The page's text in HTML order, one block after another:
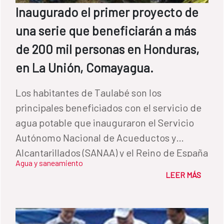
Inaugurado el primer proyecto de
una serie que beneficiarán a más
de 200 mil personas en Honduras,
en La Unión, Comayagua.
Los habitantes de Taulabé son los
principales beneficiados con el servicio de
agua potable que inauguraron el Servicio
Autónomo Nacional de Acueductos y
Alcantarillados (SANAA) y el Reino de España
a través del Fondo de Cooperación para
acceso al servicio a 900 habitantes en la
Agua y saneamiento
LEER MÁS